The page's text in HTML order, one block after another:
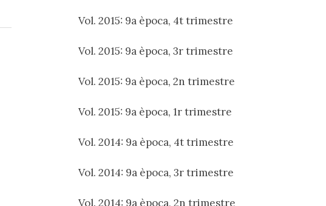
Vol. 2015: 9a època, 4t trimestre
Vol. 2015: 9a època, 3r trimestre
Vol. 2015: 9a època, 2n trimestre
Vol. 2015: 9a època, 1r trimestre
Vol. 2014: 9a època, 4t trimestre
Vol. 2014: 9a època, 3r trimestre
Vol. 2014: 9a època, 2n trimestre